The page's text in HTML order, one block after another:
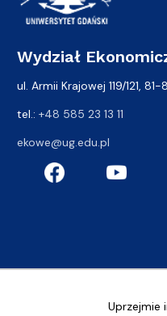
Uprzejmie
Wydział
ul. Armii Krajowej 119/121,
tel.: +48 585 23 13 11
ekowe@ug.edu.pl